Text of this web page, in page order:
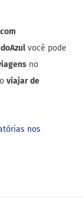
você pode
no
viajar de
nos